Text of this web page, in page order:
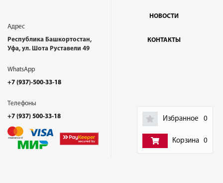
Избранное 0
Корзина 0
Адрес
Республика Башкортостан,
Уфа, ул. Шота Руставели 49
WhatsApp
+7 (937)-500-33-18
Телефоны
+7 (937) 500-33-18
НОВОСТИ
КОНТАКТЫ